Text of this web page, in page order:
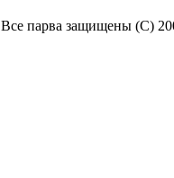
Все парва защищены (С)